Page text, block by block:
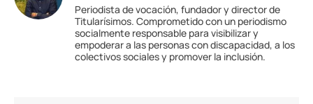
Periodista de vocación, fundador y director de
Titularísimos. Comprometido con un periodismo
socialmente responsable para visibilizar y
empoderar a las personas con discapacidad, a los
colectivos sociales y promover la inclusión.